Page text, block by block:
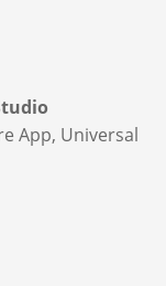
App, Universal